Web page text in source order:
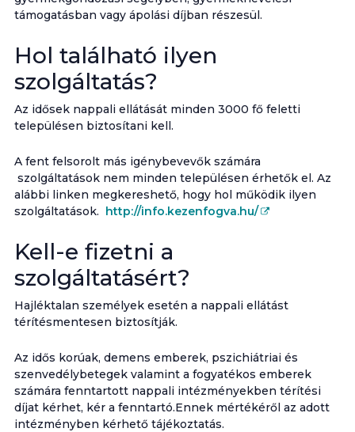
támogatásban vagy ápolási díjban részesül.
Hol található ilyen
szolgáltatás?
Az idősek nappali ellátását minden 3000 fő feletti
településen biztosítani kell.
A fent felsorolt más igénybevevők számára
szolgáltatások nem minden településen érhetők el. Az
alábbi linken megkereshető, hogy hol működik ilyen
szolgáltatások. http://info.kezenfogva.hu/
Kell-e fizetni a
szolgáltatásért?
Hajléktalan személyek esetén a nappali ellátást
térítésmentesen biztosítják.
Az idős korúak, demens emberek, pszichiátriai és
szenvedélybetegek valamint a fogyatékos emberek
számára fenntartott nappali intézményekben térítési
díjat kérhet, kér a fenntartó.Ennek mértékéről az adott
intézményben kérhető tájékoztatás.